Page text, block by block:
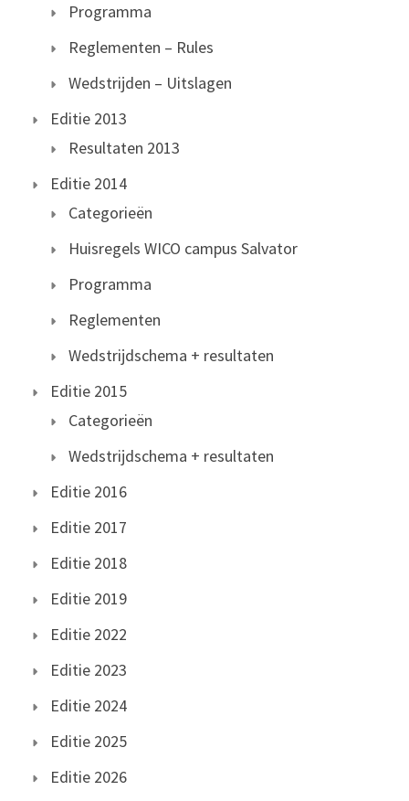
Programma
Reglementen – Rules
Wedstrijden – Uitslagen
Editie 2013
Resultaten 2013
Editie 2014
Categorieën
Huisregels WICO campus Salvator
Programma
Reglementen
Wedstrijdschema + resultaten
Editie 2015
Categorieën
Wedstrijdschema + resultaten
Editie 2016
Editie 2017
Editie 2018
Editie 2019
Editie 2022
Editie 2023
Editie 2024
Editie 2025
Editie 2026